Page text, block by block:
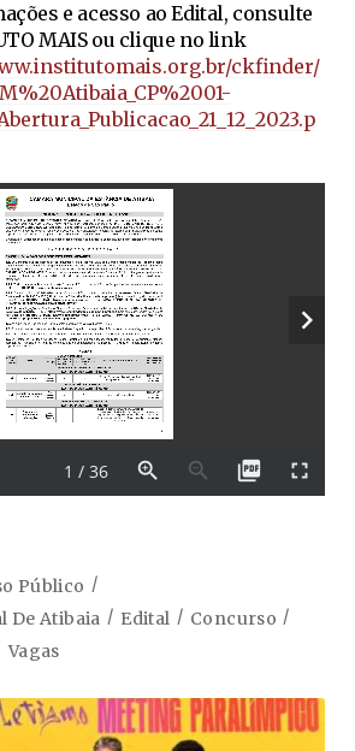
e acesso ao Edital, consulte
MAIS ou clique no link
ckfinder/
Público
De Atibaia
Edital
Concurso
Vagas